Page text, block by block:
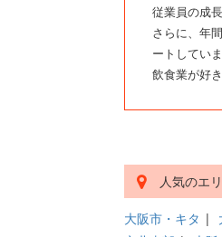
従業員の成
さらに、年
ートしていま
飲食業が好
人気のエ
大阪市・キタ |